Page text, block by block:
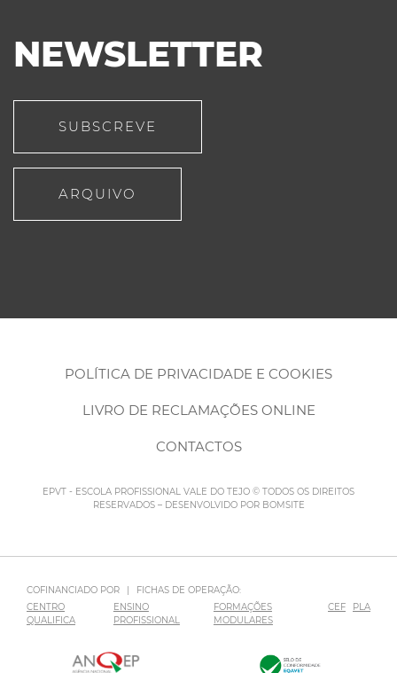
NEWSLETTER
SUBSCREVE
ARQUIVO
POLÍTICA DE PRIVACIDADE E COOKIES
LIVRO DE RECLAMAÇÕES ONLINE
CONTACTOS
EPVT - ESCOLA PROFISSIONAL VALE DO TEJO © TODOS OS DIREITOS
RESERVADOS – DESENVOLVIDO POR BOMSITE
COFINANCIADO POR
FICHAS DE OPERAÇÃO:
CENTRO
QUALIFICA
ENSINO
PROFISSIONAL
FORMAÇÕES
MODULARES
CEF PLA